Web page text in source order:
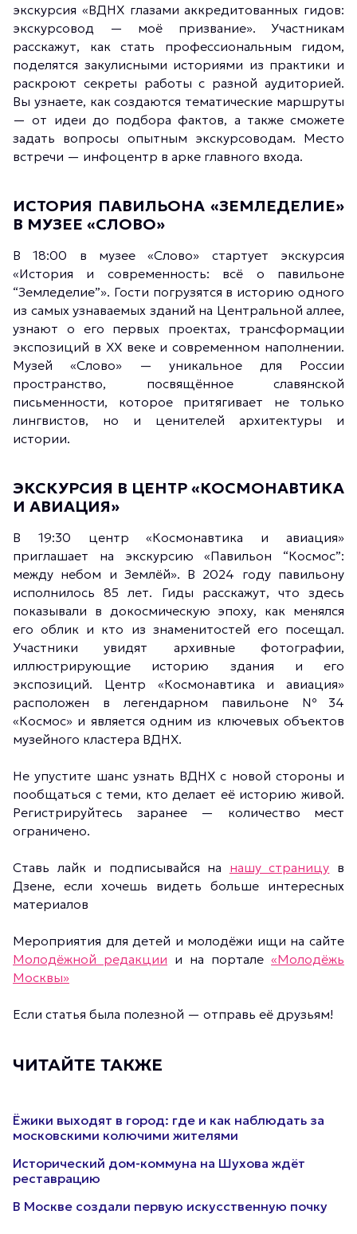
экскурсия «ВДНХ глазами аккредитованных гидов:
экскурсовод — моё призвание». Участникам
расскажут, как стать профессиональным гидом,
поделятся закулисными историями из практики и
раскроют секреты работы с разной аудиторией.
Вы узнаете, как создаются тематические маршруты
— от идеи до подбора фактов, а также сможете
задать вопросы опытным экскурсоводам. Место
встречи — инфоцентр в арке главного входа.
ИСТОРИЯ ПАВИЛЬОНА «ЗЕМЛЕДЕЛИЕ»
В МУЗЕЕ «СЛОВО»
В 18:00 в музее «Слово» стартует экскурсия
«История и современность: всё о павильоне
“Земледелие”». Гости погрузятся в историю одного
из самых узнаваемых зданий на Центральной аллее,
узнают о его первых проектах, трансформации
экспозиций в XX веке и современном наполнении.
Музей «Слово» — уникальное для России
пространство, посвящённое славянской
письменности, которое притягивает не только
лингвистов, но и ценителей архитектуры и
истории.
ЭКСКУРСИЯ В ЦЕНТР «КОСМОНАВТИКА
И АВИАЦИЯ»
В 19:30 центр «Космонавтика и авиация»
приглашает на экскурсию «Павильон “Космос”:
между небом и Землёй». В 2024 году павильону
исполнилось 85 лет. Гиды расскажут, что здесь
показывали в докосмическую эпоху, как менялся
его облик и кто из знаменитостей его посещал.
Участники увидят архивные фотографии,
иллюстрирующие историю здания и его
экспозиций. Центр «Космонавтика и авиация»
расположен в легендарном павильоне № 34
«Космос» и является одним из ключевых объектов
музейного кластера ВДНХ.
Не упустите шанс узнать ВДНХ с новой стороны и
пообщаться с теми, кто делает её историю живой.
Регистрируйтесь заранее — количество мест
ограничено.
Ставь лайк и подписывайся на нашу страницу в
Дзене, если хочешь видеть больше интересных
материалов
Мероприятия для детей и молодёжи ищи на сайте
Молодёжной редакции и на портале «Молодёжь
Москвы»
Если статья была полезной — отправь её друзьям!
ЧИТАЙТЕ ТАКЖЕ
Ёжики выходят в город: где и как наблюдать за
московскими колючими жителями
Исторический дом-коммуна на Шухова ждёт
реставрацию
В Москве создали первую искусственную почку